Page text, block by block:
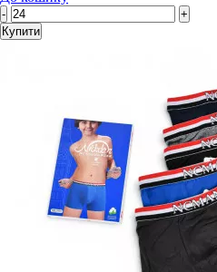
-
+
Купити